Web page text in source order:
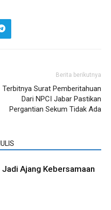
Berita berikutnya
Terbitnya Surat Pemberitahuan
Dari NPCI Jabar Pastikan
Pergantian Sekum Tidak Ada
Ajang Kebersamaan